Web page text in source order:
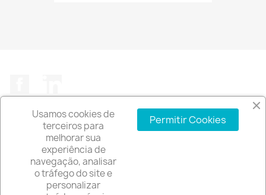
A EMPRESA
INFORMAÇÃO DA LOJA
Usamos cookies de
terceiros para
melhorar sua
experiência de
navegação, analisar
o tráfego do site e
personalizar
Permitir Cookies